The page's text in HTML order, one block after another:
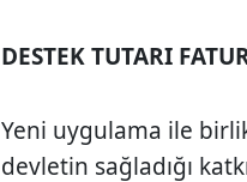
DESTEK TUTARI
Yeni uygulama ile
devletin sağladığı